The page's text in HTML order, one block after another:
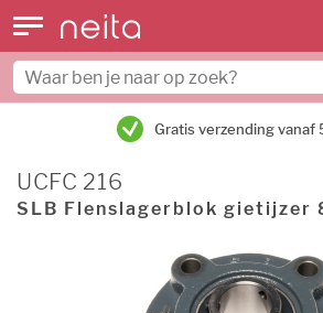
Gratis verzending vanaf
UCFC 216
SLB Flenslagerblok gietijzer